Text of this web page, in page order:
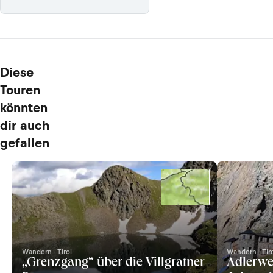
Diese
Touren
könnten
dir auch
gefallen
Wandern · Tirol
„Grenzgang“ über die Villgratner
Wandern ·